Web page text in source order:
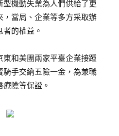
型機動失業為人們供給了更
當局、企業等多方采取辦
的權益。
東和美團兩家平臺企業接踵
騎手交納五險一金，為兼職
險等保證。